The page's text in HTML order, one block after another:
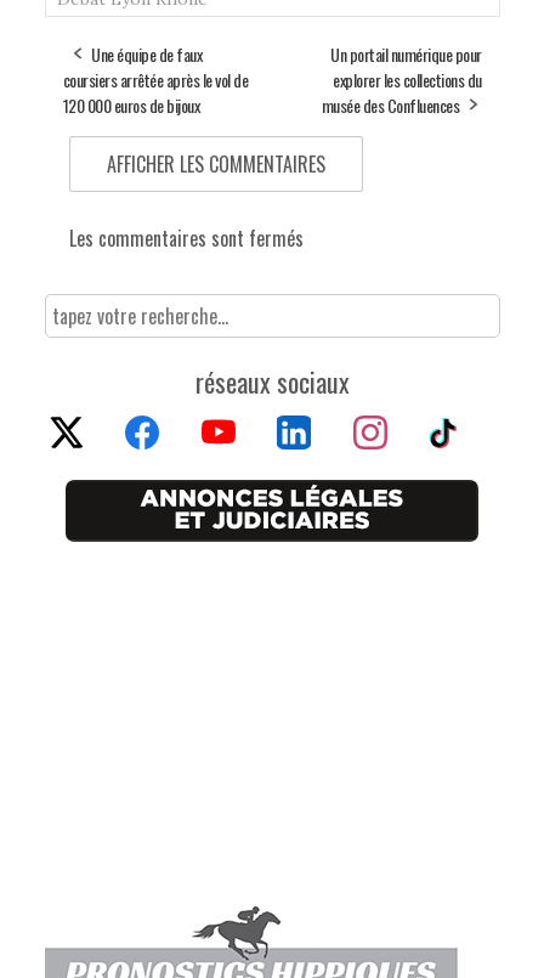
Une équipe de faux
coursiers arrêtée après le vol de
120 000 euros de bijoux
Un portail numérique pour
explorer les collections du
musée des Confluences
AFFICHER LES COMMENTAIRES
Les commentaires sont fermés
réseaux sociaux